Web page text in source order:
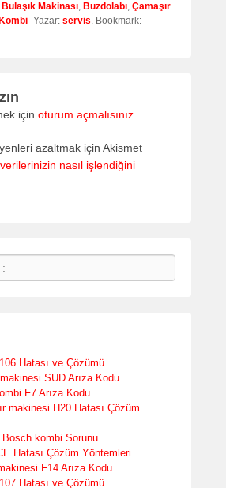
Bulaşık Makinası, Buzdolabı, Çamaşır
Kombi -Yazar: servis. Bookmark:
için oturum açmalısınız.
azaltmak için Akismet
nasıl işlendiğini
Hatası ve Çözümü
SUD Arıza Kodu
F7 Arıza Kodu
makinesi H20 Hatası Çözüm
Bosch kombi Sorunu
Hatası Çözüm Yöntemleri
F14 Arıza Kodu
Hatası ve Çözümü